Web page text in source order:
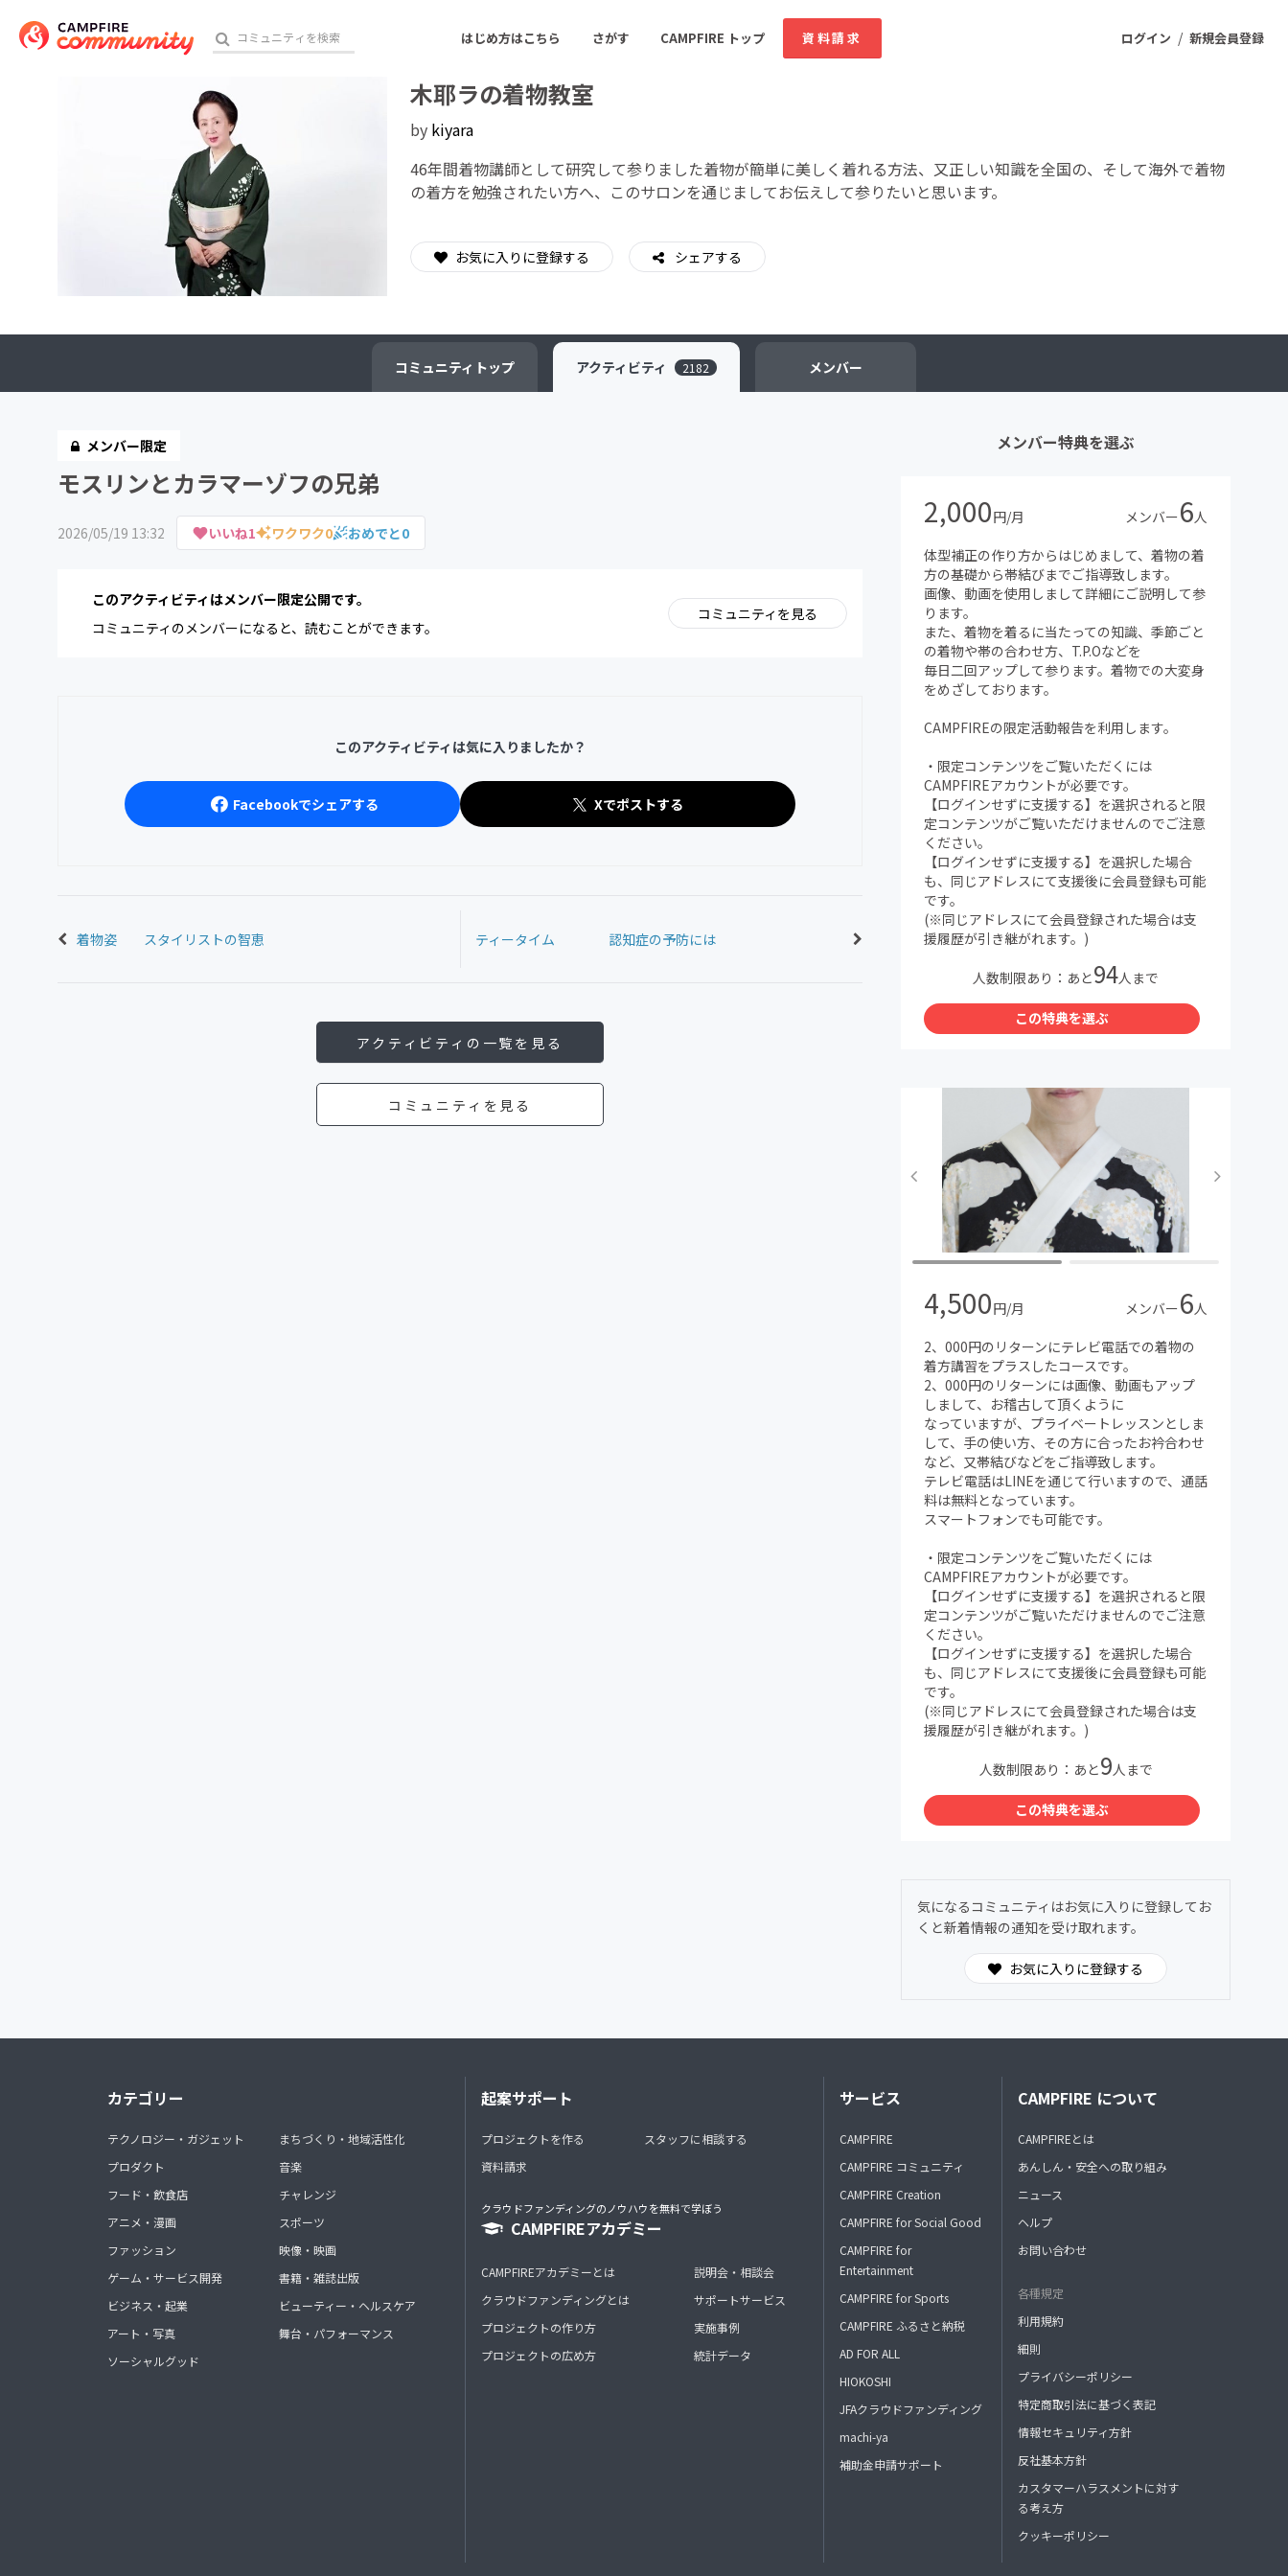
ログイン / 新規会員登録
はじめ方はこちら さがす CAMPFIRE トップ 資料請求
おすすめのコミュニティ 人気のコミュニティ 新着のコミュニティ
アート・写真
テクノロジー・ガジェット
ゲーム・サービス開発 フード・飲食店
ソーシャルグッド ビューティー・ヘルスケア
チャレンジ
木耶ラの着物教室
by kiyara
46年間着物講師として研究して参りました着物が簡単に美しく着れる方法、又正しい知識を全国の、そして海外で着物
の着方を勉強されたい方へ、このサロンを通じましてお伝えして参りたいと思います。
お気に入りに登録する シェアする
コミュニティ トップ アクティビティ 2182 メンバー
メンバー限定
モスリンとカラマーゾフの兄弟
2026/05/19 13:32 いいね1 ワクワク0 おめでと0
このアクティビティはメンバー限定公開です。
コミュニティのメンバーになると、読むことができます。
コミュニティを見る
このアクティビティは気に入りましたか？
Facebookでシェアする Xでポストする
着物姿 スタイリストの智恵 ティータイム 認知症の予防には
アクティビティの一覧を見る
コミュニティを見る
メンバー特典を選ぶ
2,000円/月 メンバー6人
体型補正の作り方からはじめまして、着物の着
方の基礎から帯結びまでご指導致します。
画像、動画を使用しまして詳細にご説明して参
ります。
また、着物を着るに当たっての知識、季節ごと
の着物や帯の合わせ方、T.P.Oなどを
毎日二回アップして参ります。着物での大変身
をめざしております。
CAMPFIREの限定活動報告を利用します。
・限定コンテンツをご覧いただくには
CAMPFIREアカウントが必要です。
【ログインせずに支援する】を選択されると限
定コンテンツがご覧いただけませんのでご注意
ください。
【ログインせずに支援する】を選択した場合
も、同じアドレスにて支援後に会員登録も可能
です。
(※同じアドレスにて会員登録された場合は支
援履歴が引き継がれます。)
人数制限あり：あと94人まで
この特典を選ぶ
4,500円/月 メンバー6人
2、000円のリターンにテレビ電話での着物の
着方講習をプラスしたコースです。
2、000円のリターンには画像、動画もアップ
しまして、お稽古して頂くように
なっていますが、プライベートレッスンとしま
して、手の使い方、その方に合ったお衿合わせ
など、又帯結びなどをご指導致します。
テレビ電話はLINEを通じて行いますので、通話
料は無料となっています。
スマートフォンでも可能です。
・限定コンテンツをご覧いただくには
CAMPFIREアカウントが必要です。
【ログインせずに支援する】を選択されると限
定コンテンツがご覧いただけませんのでご注意
ください。
【ログインせずに支援する】を選択した場合
も、同じアドレスにて支援後に会員登録も可能
です。
(※同じアドレスにて会員登録された場合は支
援履歴が引き継がれます。)
人数制限あり：あと9人まで
この特典を選ぶ
気になるコミュニティはお気に入りに登録してお
くと新着情報の通知を受け取れます。
お気に入りに登録する
カテゴリー
テクノロジー・ガジェット
プロダクト
フード・飲食店
アニメ・漫画
ファッション
ゲーム・サービス開発
ビジネス・起業
アート・写真
ソーシャルグッド
まちづくり・地域活性化
音楽
チャレンジ
スポーツ
映像・映画
書籍・雑誌出版
ビューティー・ヘルスケア
舞台・パフォーマンス
起案サポート
プロジェクトを作る
資料請求
スタッフに相談する
クラウドファンディングのノウハウを無料で学ぼう
CAMPFIREアカデミー
CAMPFIREアカデミーとは
クラウドファンディングとは
プロジェクトの作り方
プロジェクトの広め方
説明会・相談会
サポートサービス
実施事例
統計データ
サービス
CAMPFIRE
CAMPFIRE コミュニティ
CAMPFIRE Creation
CAMPFIRE for Social Good
CAMPFIRE for
Entertainment
CAMPFIRE for Sports
CAMPFIRE ふるさと納税
AD FOR ALL
HIOKOSHI
JFAクラウドファンディング
machi-ya
補助金申請サポート
CAMPFIRE について
CAMPFIREとは
あんしん・安全への取り組み
ニュース
ヘルプ
お問い合わせ
各種規定
利用規約
細則
プライバシーポリシー
特定商取引法に基づく表記
情報セキュリティ方針
反社基本方針
カスタマーハラスメントに対す
る考え方
クッキーポリシー